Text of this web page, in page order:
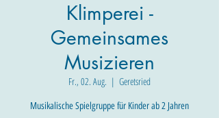
Klimperei -
Gemeinsames
Musizieren
Fr., 02. Aug.
  |
Geretsried
Musikalische Spielgruppe für Kinder ab 2 Jahren